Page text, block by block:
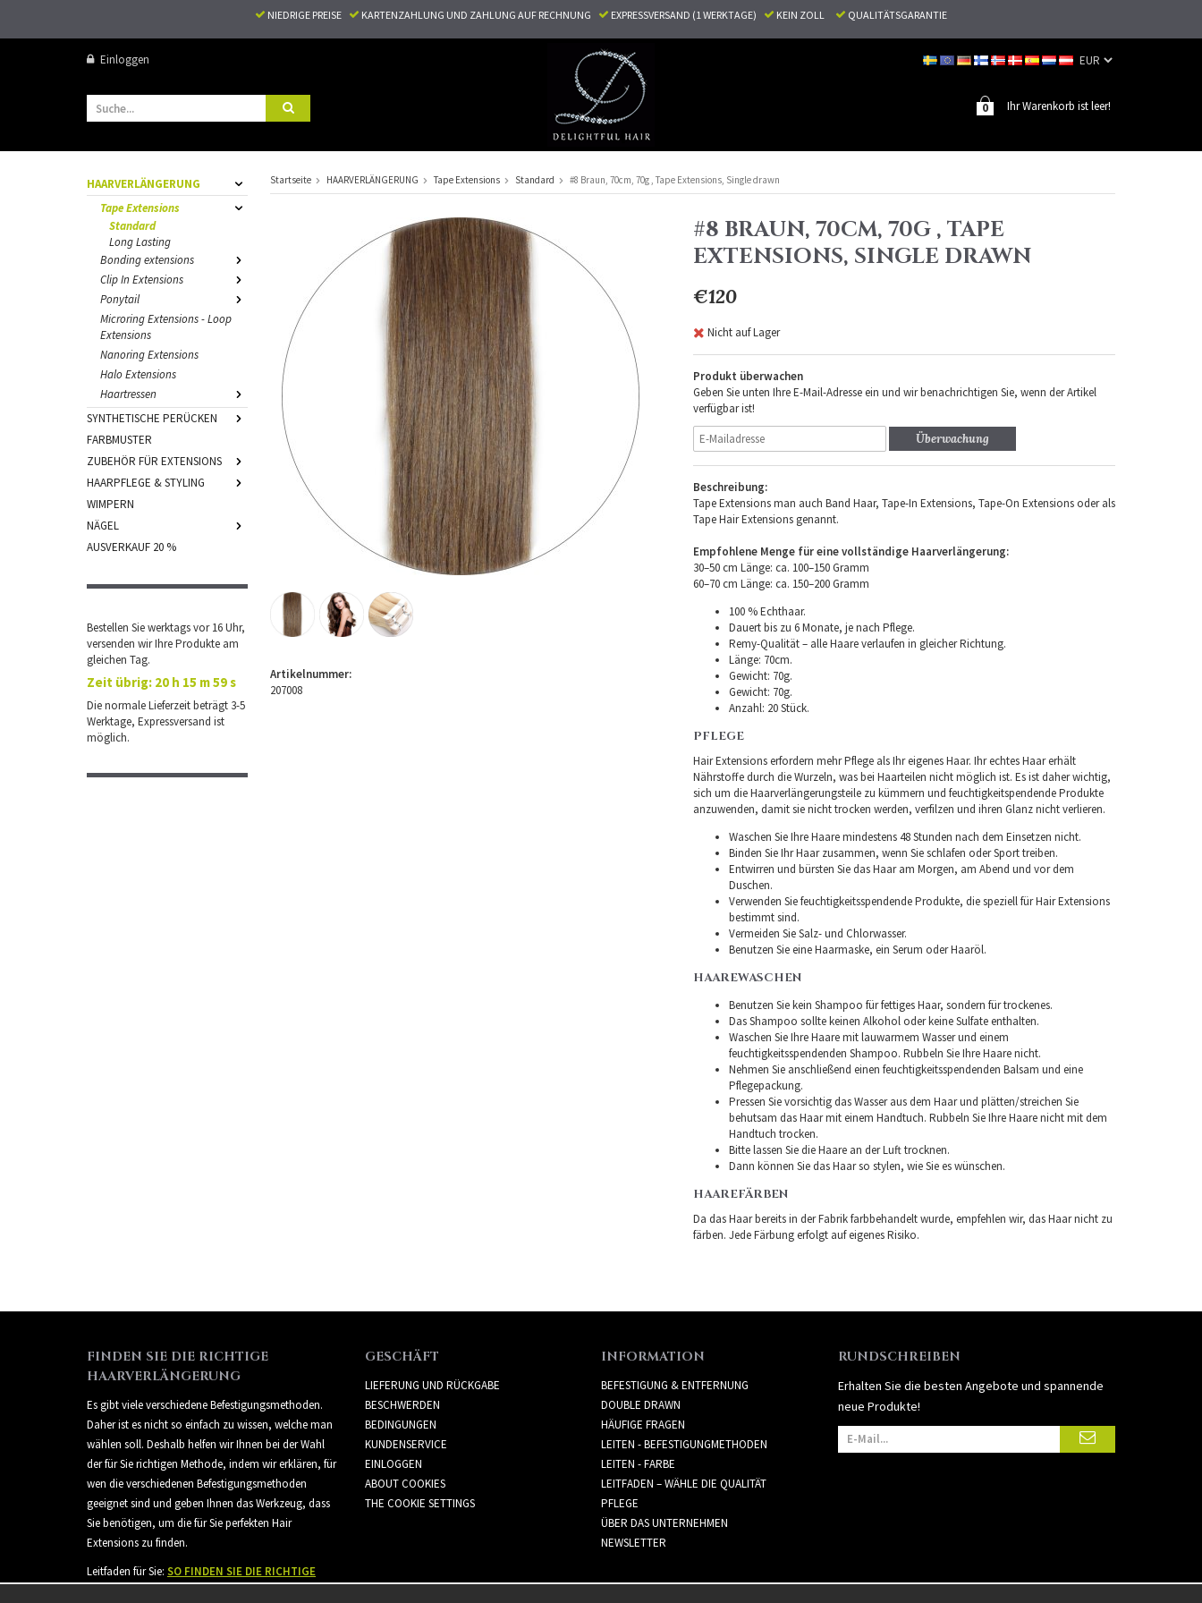
NIEDRIGE PREISE KARTENZAHLUNG UND ZAHLUNG AUF RECHNUNG EXPRESSVERSAND (1 WERKTAGE) KEIN ZOLL QUALITÄTSGARANTIE
Einloggen
Ihr Warenkorb ist leer!
0
HAARVERLÄNGERUNG
Tape Extensions
Standard
Long Lasting
Bonding extensions
Clip In Extensions
Ponytail
Microring Extensions - Loop
Extensions
Nanoring Extensions
Halo Extensions
Haartressen
SYNTHETISCHE PERÜCKEN
FARBMUSTER
ZUBEHÖR FÜR EXTENSIONS
HAARPFLEGE & STYLING
WIMPERN
NÄGEL
AUSVERKAUF 20 %
Bestellen Sie werktags vor 16 Uhr,
versenden wir Ihre Produkte am
gleichen Tag.
Zeit übrig: 20 h 15 m 58 s
Die normale Lieferzeit beträgt 3-5
Werktage, Expressversand ist
möglich.
Startseite HAARVERLÄNGERUNG Tape Extensions Standard #8 Braun, 70cm, 70g , Tape Extensions, Single drawn
#8 BRAUN, 70CM, 70G , TAPE
EXTENSIONS, SINGLE DRAWN
€120
Nicht auf Lager
Produkt überwachen
Geben Sie unten Ihre E-Mail-Adresse ein und wir benachrichtigen Sie, wenn der Artikel
verfügbar ist!
Überwachung
Beschreibung:
Tape Extensions man auch Band Haar, Tape-In Extensions, Tape-On Extensions oder als
Tape Hair Extensions genannt.
Empfohlene Menge für eine vollständige Haarverlängerung:
30–50 cm Länge: ca. 100–150 Gramm
60–70 cm Länge: ca. 150–200 Gramm
100 % Echthaar.
Dauert bis zu 6 Monate, je nach Pflege.
Remy-Qualität – alle Haare verlaufen in gleicher Richtung.
Länge: 70cm.
Gewicht: 70g.
Gewicht: 70g.
Anzahl: 20 Stück.
PFLEGE
Hair Extensions erfordern mehr Pflege als Ihr eigenes Haar. Ihr echtes Haar erhält
Nährstoffe durch die Wurzeln, was bei Haarteilen nicht möglich ist. Es ist daher wichtig,
sich um die Haarverlängerungsteile zu kümmern und feuchtigkeitspendende Produkte
anzuwenden, damit sie nicht trocken werden, verfilzen und ihren Glanz nicht verlieren.
Waschen Sie Ihre Haare mindestens 48 Stunden nach dem Einsetzen nicht.
Binden Sie Ihr Haar zusammen, wenn Sie schlafen oder Sport treiben.
Entwirren und bürsten Sie das Haar am Morgen, am Abend und vor dem
Duschen.
Verwenden Sie feuchtigkeitsspendende Produkte, die speziell für Hair Extensions
bestimmt sind.
Vermeiden Sie Salz- und Chlorwasser.
Benutzen Sie eine Haarmaske, ein Serum oder Haaröl.
HAAREWASCHEN
Benutzen Sie kein Shampoo für fettiges Haar, sondern für trockenes.
Das Shampoo sollte keinen Alkohol oder keine Sulfate enthalten.
Waschen Sie Ihre Haare mit lauwarmem Wasser und einem
feuchtigkeitsspendenden Shampoo. Rubbeln Sie Ihre Haare nicht.
Nehmen Sie anschließend einen feuchtigkeitsspendenden Balsam und eine
Pflegepackung.
Pressen Sie vorsichtig das Wasser aus dem Haar und plätten/streichen Sie
behutsam das Haar mit einem Handtuch. Rubbeln Sie Ihre Haare nicht mit dem
Handtuch trocken.
Bitte lassen Sie die Haare an der Luft trocknen.
Dann können Sie das Haar so stylen, wie Sie es wünschen.
HAAREFÄRBEN
Da das Haar bereits in der Fabrik farbbehandelt wurde, empfehlen wir, das Haar nicht zu
färben. Jede Färbung erfolgt auf eigenes Risiko.
Artikelnummer:
207008
FINDEN SIE DIE RICHTIGE
HAARVERLÄNGERUNG
Es gibt viele verschiedene Befestigungsmethoden.
Daher ist es nicht so einfach zu wissen, welche man
wählen soll. Deshalb helfen wir Ihnen bei der Wahl
der für Sie richtigen Methode, indem wir erklären, für
wen die verschiedenen Befestigungsmethoden
geeignet sind und geben Ihnen das Werkzeug, dass
Sie benötigen, um die für Sie perfekten Hair
Extensions zu finden.
Leitfaden für Sie: SO FINDEN SIE DIE RICHTIGE
GESCHÄFT
LIEFERUNG UND RÜCKGABE
BESCHWERDEN
BEDINGUNGEN
KUNDENSERVICE
EINLOGGEN
ABOUT COOKIES
THE COOKIE SETTINGS
INFORMATION
BEFESTIGUNG & ENTFERNUNG
DOUBLE DRAWN
HÄUFIGE FRAGEN
LEITEN - BEFESTIGUNGMETHODEN
LEITEN - FARBE
LEITFADEN – WÄHLE DIE QUALITÄT
PFLEGE
ÜBER DAS UNTERNEHMEN
NEWSLETTER
RUNDSCHREIBEN
Erhalten Sie die besten Angebote und spannende
neue Produkte!